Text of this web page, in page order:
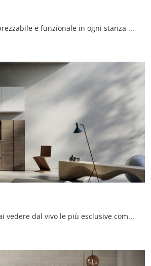
Esteticamente apprezzabile e funzionale in ogni stanza da bagno, un modello in melaminico moderno come quello in foto risolverà le tue problematiche ...
In showroom potrai vedere dal vivo le più esclusive composizioni arredative del rinomato marchio: ti accoglieremo per arredare insieme la stanza del ...